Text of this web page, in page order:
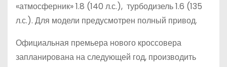
«атмосферник» 1.8 (140 л.с.), турбодизель 1.6 (135
л.с.). Для модели предусмотрен полный привод.
Официальная премьера нового кроссовера
запланирована на следующей год, производить